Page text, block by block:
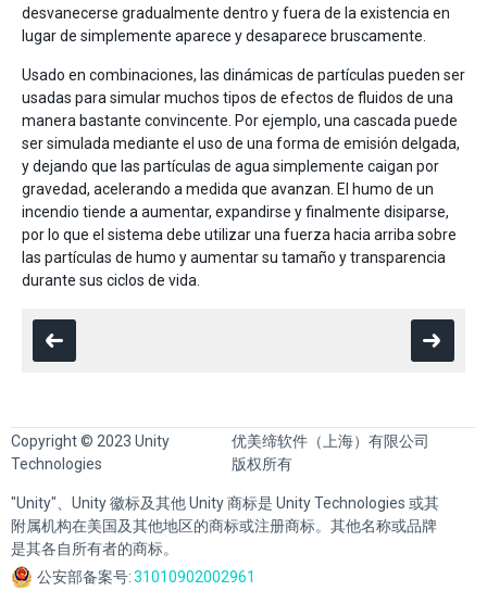
desvanecerse gradualmente dentro y fuera de la existencia en
lugar de simplemente aparece y desaparece bruscamente.
Usado en combinaciones, las dinámicas de partículas pueden ser
usadas para simular muchos tipos de efectos de fluidos de una
manera bastante convincente. Por ejemplo, una cascada puede
ser simulada mediante el uso de una forma de emisión delgada,
y dejando que las partículas de agua simplemente caigan por
gravedad, acelerando a medida que avanzan. El humo de un
incendio tiende a aumentar, expandirse y finalmente disiparse,
por lo que el sistema debe utilizar una fuerza hacia arriba sobre
las partículas de humo y aumentar su tamaño y transparencia
durante sus ciclos de vida.
Copyright © 2023 Unity
Technologies
优美缔软件（上海）有限公司
版权所有
"Unity"、Unity 徽标及其他 Unity 商标是 Unity Technologies 或其
附属机构在美国及其他地区的商标或注册商标。其他名称或品牌
是其各自所有者的商标。
公安部备案号:31010902002961